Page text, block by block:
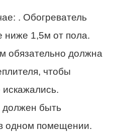
. Обогреватель
ниже 1,5м от пола.
обязательно должна
чтобы
искажались.
должен быть
одном помещении.